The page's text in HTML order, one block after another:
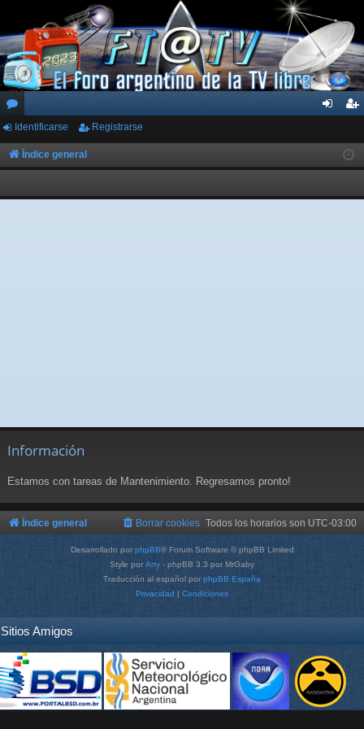
or
os
ar
ist
rs
Identificarse Registrarse
Índice general
Información
Estamos con tareas de Mantenimiento. Regresamos pronto!
Índice general Todos los horarios son UTC-03:00
Borrar cookies
Desarrollado por phpBB® Forum Software © phpBB Limited
Style por Arty - phpBB 3.3 por MrGaby
Traducción al español por phpBB España
Privacidad | Condiciones
Sitios Amigos